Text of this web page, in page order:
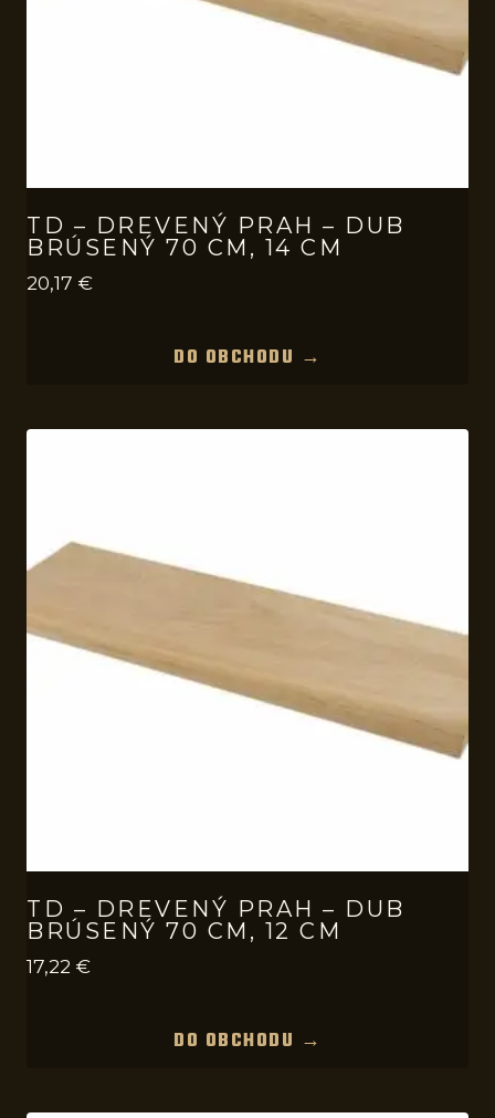
TD – DREVENÝ PRAH – DUB
BRÚSENÝ 70 CM, 14 CM
20,17 €
DO OBCHODU →
TD – DREVENÝ PRAH – DUB
BRÚSENÝ 70 CM, 12 CM
17,22 €
DO OBCHODU →